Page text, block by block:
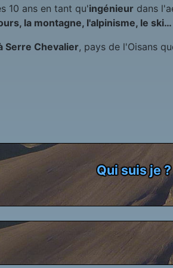
10 ans en tant qu'ingénieur dans
la montagne, l'alpinisme, le ski…
Serre Chevalier, pays de l'Oisans
Qui suis je ?